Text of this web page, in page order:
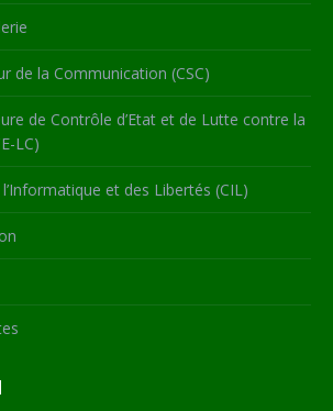
de la Communication (CSC)
de Contrôle d’Etat et de Lutte contre la
LC)
et des Libertés (CIL)